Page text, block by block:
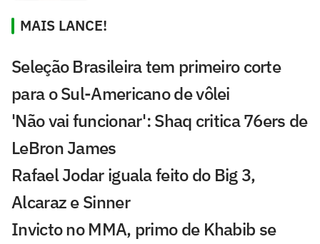
MAIS LANCE!
Seleção Brasileira tem primeiro corte
para o Sul-Americano de vôlei
'Não vai funcionar': Shaq critica 76ers de
LeBron James
Rafael Jodar iguala feito do Big 3,
Alcaraz e Sinner
Invicto no MMA, primo de Khabib se